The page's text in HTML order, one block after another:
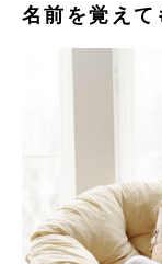
名前を覚えて